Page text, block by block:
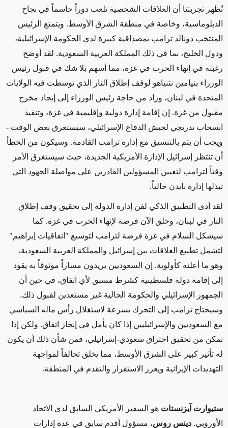
تُظهر تجربتنا أن العلاقات الشخصية تلعب دوراً حاسماً في نجاح
الدبلوماسية، وخاصة في منطقة الشرق الأوسط. ويتمتع الرئيس
المنتخب دونالد ترامب بمصداقية كبيرة لدى الحكومة الإسرائيلية،
ودول الخليج، بما في ذلك المملكة العربية السعودية. لقد أوضح
رغبته في إنهاء الحرب في غزة، مما أسهم بلا شك في قبول رئيس
الوزراء بنيامين نتنياهو لوقف إطلاق النار الذي توسطت فيه الولايات
المتحدة في لبنان، وزاد من حاجة رئيس الوزراء إلى إيجاد مخرج
مقبول من غزة. إن إقامة إدارة دولية وإقليمية في غزة، وتنفيذ
انسحاب تدريجي لجيش الدفاع الإسرائيلي، سيستغرق بعض الوقت -
ويجب أن يتم بالتنسيق مع إدارة ترامب القادمة. وسيكون من الخطأ
أن تنتظر إسرائيل الإدارة الأمريكية الجديدة، حيث سيستغرق الأمر
وقتاً لترامب لتعيين المسؤولين القادرين على مواصلة الجهود التي
تبذلها إدارة بايدن حالياً.
لقد أدى التطبيق الذكي لفن إدارة الدولة إلى تحقيق وقف إطلاق
النار في لبنان، وخلق الآن فرصة لإنهاء الحرب في غزة. كما
سيشكل السلام في غزة فرصة لترامب لتوسيع "اتفاقيات إبراهيم"
لتشمل تطبيع العلاقات بين إسرائيل والمملكة العربية السعودية،
وهو ما أعلنه كأولوية. إن السعوديين يريدون مساراً موثوقاً به يقود
إلى إقامة دولة فلسطينية كشرط مسبق لأي اتفاق، في حين أن
الجمهور الإسرائيلي والحكومة الحالية غير مستعدين لقبول ذلك.
وسيحتاج ترامب إلى التحرك بسرعة لاستغلال رأس ماله السياسي
مع السعوديين والإسرائيليين إذا كان يأمل في إنجاز اتفاق. ولكن إذا
تمكن من تحقيق اختراق سعودي-إسرائيلي، فمن شأن ذلك أن يكون
له تأثير كبير على الشرق الأوسط، مما يخلق تحالفاً لمواجهة
التهديدات الإيرانية ويعزز الاستقرار والتقدم في المنطقة.
ستيوارت آيزنستات هو السفير الأمريكي السابق لدى الاتحاد
الأوروبي. دينس روس، مسؤول أقدم سابق في عدة إدارات